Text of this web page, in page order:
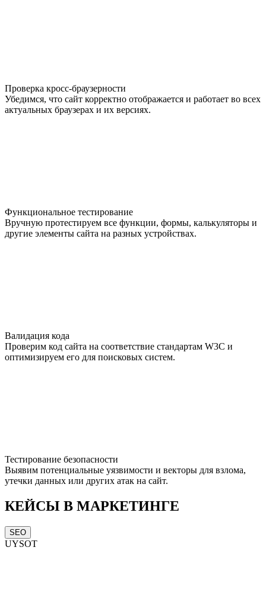
Проверка кросс-браузерности
Убедимся, что сайт корректно отображается и работает во всех
актуальных браузерах и их версиях.
Функциональное тестирование
Вручную протестируем все функции, формы, калькуляторы и
другие элементы сайта на разных устройствах.
Валидация кода
Проверим код сайта на соответствие стандартам W3C и
оптимизируем его для поисковых систем.
Тестирование безопасности
Выявим потенциальные уязвимости и векторы для взлома,
утечки данных или других атак на сайт.
КЕЙСЫ В МАРКЕТИНГЕ
SEO
UYSOT